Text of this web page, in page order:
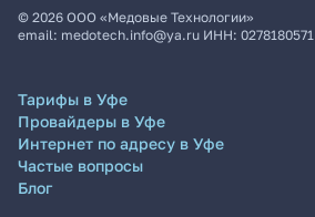
© 2026 ООО «Медовые Технологии»
email: medotech.info@ya.ru ИНН: 0278180571
Тарифы в Уфе
Провайдеры в Уфе
Интернет по адресу в Уфе
Частые вопросы
Блог